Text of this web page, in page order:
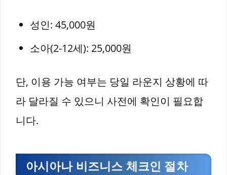
성인: 45,000원
소아(2-12세): 25,000원
단, 이용 가능 여부는 당일 라운지 상황에 따
라 달라질 수 있으니 사전에 확인이 필요합
니다.
아시아나 비즈니스 체크인 절차